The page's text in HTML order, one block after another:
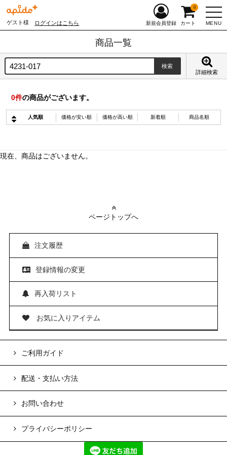
ゲスト様 ログインはこちら MENU
新規会員登録 カート
0
商品一覧
詳細検索
0件の商品がございます。
人気順 価格が安い順 価格が高い順 新着順 商品名順
現在、商品はございません。
ページトップへ
注文履歴
登録情報の変更
再入荷リスト
お気に入りアイテム
ご利用ガイド
配送・支払い方法
お問い合わせ
プライバシーポリシー